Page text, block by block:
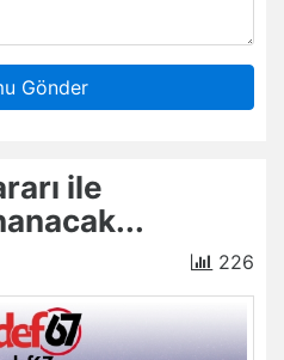
Gönder
ile
226